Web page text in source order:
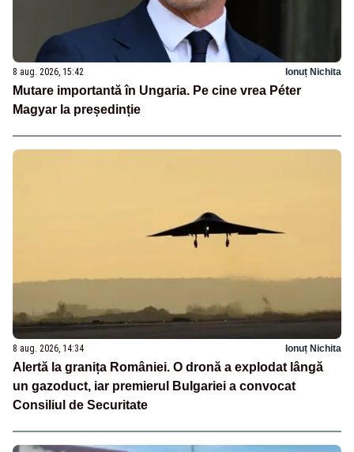
8 aug. 2026, 15:42 Ionuț Nichita
Mutare importantă în Ungaria. Pe cine vrea Péter
Magyar la președinție
8 aug. 2026, 14:34 Ionuț Nichita
Alertă la granița României. O dronă a explodat lângă
un gazoduct, iar premierul Bulgariei a convocat
Consiliul de Securitate